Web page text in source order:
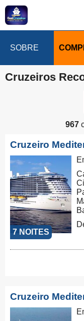
SOBRE
Cruzeiros
967
Cruzeiro
7 NOITES
Cruzeiro